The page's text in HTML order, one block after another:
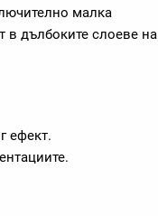
малка
в дълбоките слоеве на
ефект.